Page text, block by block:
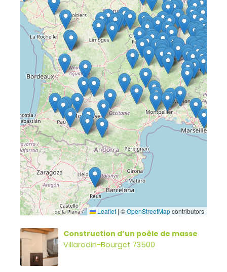
Leaflet | ©OpenStreetMapcontributors
Construction d’un poêle de masse
Villarodin-Bourget 73500